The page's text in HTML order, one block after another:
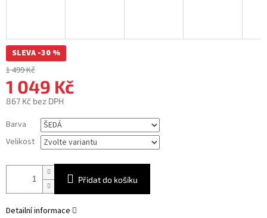
SLEVA -30 %
1 499 Kč
1 049 Kč
867 Kč bez DPH
cena:
Barva
Velikost
Přidat do košíku
Detailní informace